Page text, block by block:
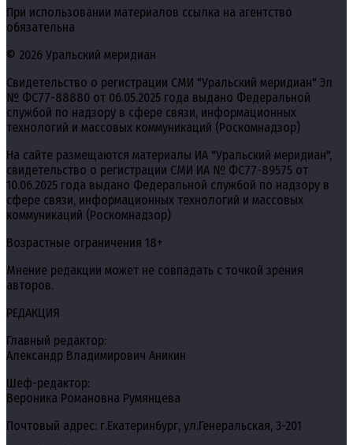
При использовании материалов ссылка на агентство
обязательна
© 2026 Уральский меридиан
Свидетельство о регистрации СМИ "Уральский меридиан" Эл
№ ФС77-88880 от 06.05.2025 года выдано Федеральной
службой по надзору в сфере связи, информационных
технологий и массовых коммуникаций (Роскомнадзор)
На сайте размещаются материалы ИА "Уральский меридиан",
свидетельство о регистрации СМИ ИА № ФС77-89575 от
10.06.2025 года выдано Федеральной службой по надзору в
сфере связи, информационных технологий и массовых
коммуникаций (Роскомнадзор)
Возрастные ограничения 18+
Мнение редакции может не совпадать с точкой зрения
авторов.
РЕДАКЦИЯ
Главный редактор:
Александр Владимирович Аникин
Шеф-редактор:
Вероника Романовна Румянцева
Почтовый адрес: г.Екатеринбург, ул.Генеральская, 3-201